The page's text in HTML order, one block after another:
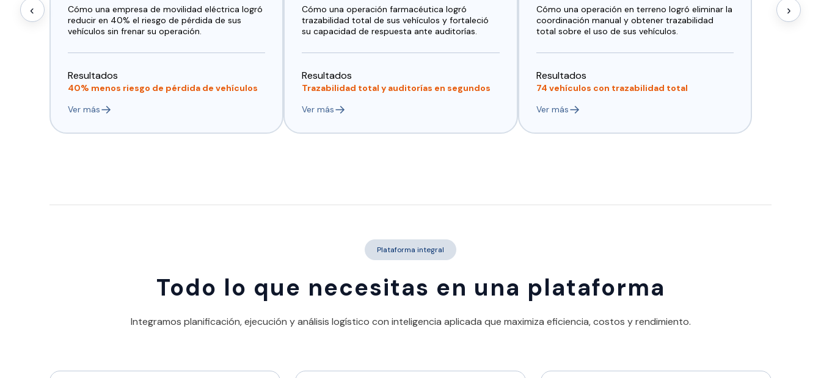
‹ Cómo una empresa de movilidad eléctrica logró
reducir en 40% el riesgo de pérdida de sus
vehículos sin frenar su operación.
Resultados
40% menos riesgo de pérdida de vehículos
Ver más→
Cómounaoperaciónfarmacéuticalogró
trazabilidadtotaldesusvehículosyfortaleció
sucapacidadderespuestaanteauditorías.
Resultados
Trazabilidad total y auditorías en segundos
Ver más→
Cómo una operación en terreno logró eliminar la
coordinación manual y obtener trazabilidad
total sobre el uso de sus vehículos.
Resultados
74 vehículos con trazabilidad total
Ver más→
›
Plataforma integral
Todo lo que necesitas en una plataforma
Integramos planificación, ejecución y análisis logístico con inteligencia aplicada que maximiza eficiencia, costos y rendimiento.